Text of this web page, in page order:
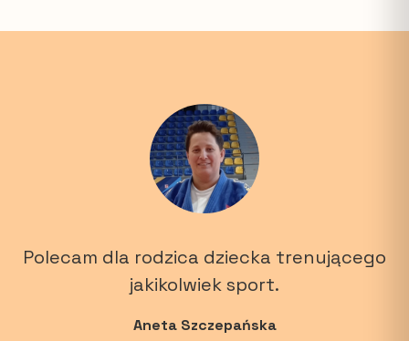
Polecam dla rodzica dziecka trenującego
jakikolwiek sport.
Aneta Szczepańska